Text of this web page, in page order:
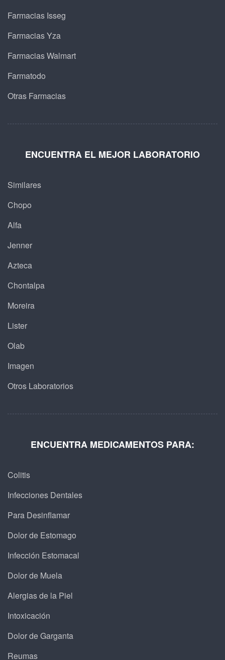
Farmacias Isseg
Farmacias Yza
Farmacias Walmart
Farmatodo
Otras Farmacias
ENCUENTRA EL MEJOR LABORATORIO
Similares
Chopo
Alfa
Jenner
Azteca
Chontalpa
Moreira
Lister
Olab
Imagen
Otros Laboratorios
ENCUENTRA MEDICAMENTOS PARA:
Colitis
Infecciones Dentales
Para Desinflamar
Dolor de Estomago
Infección Estomacal
Dolor de Muela
Alergias de la Piel
Intoxicación
Dolor de Garganta
Reumas